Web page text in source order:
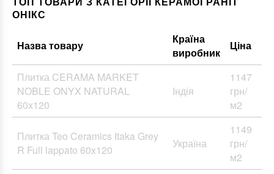
ОНІКС
Назва товару
Країна
виробник
Ціна
Плитка CERAMA MARKET
NOBLE ONYX NATURAL
60х120
Індія
1147
грн/
м2
Плитка Teo Ceramics Itaka Grey
R Full lappato 60x120
Україна
1149
грн/
м2